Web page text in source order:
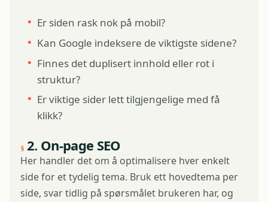
Er siden rask nok på mobil?
Kan Google indeksere de viktigste sidene?
Finnes det duplisert innhold eller rot i
struktur?
Er viktige sider lett tilgjengelige med få
klikk?
2. On-page SEO
Her handler det om å optimalisere hver enkelt
side for et tydelig tema. Bruk ett hovedtema per
side, svar tidlig på spørsmålet brukeren har, og